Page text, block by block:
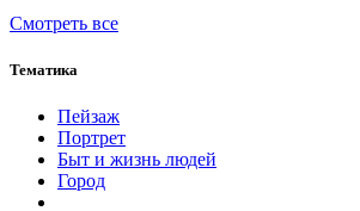
Смотреть все
Тематика
Пейзаж
Портрет
Быт и жизнь людей
Город